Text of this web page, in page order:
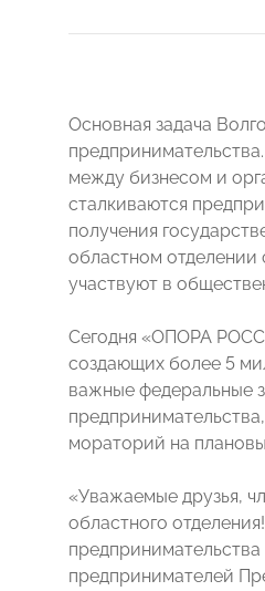
Основная задача
между бизнесом и
сталкиваются
получения
областном
участвуют в
Сегодня «ОПОРА
создающих более 5
важные федеральные
мораторий на
«Уважаемые друзья,
областного
предпринимателей